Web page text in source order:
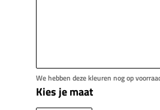
We hebben deze kleuren nog op
Kies je maat